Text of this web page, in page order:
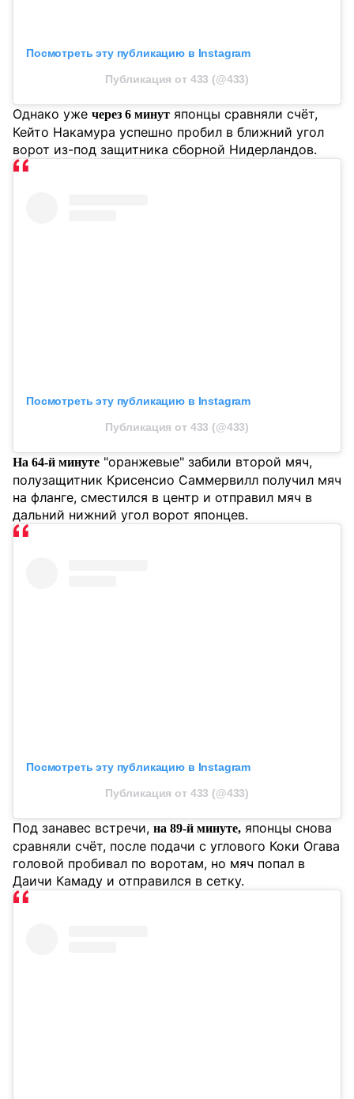
Посмотреть эту публикацию в Instagram
Публикация от 433 (@433)
Однако уже через 6 минут японцы сравняли счёт,
Кейто Накамура успешно пробил в ближний угол
ворот из-под защитника сборной Нидерландов.
Посмотреть эту публикацию в Instagram
Публикация от 433 (@433)
На 64-й минуте "оранжевые" забили второй мяч,
полузащитник Крисенсио Саммервилл получил мяч
на фланге, сместился в центр и отправил мяч в
дальний нижний угол ворот японцев.
Посмотреть эту публикацию в Instagram
Публикация от 433 (@433)
Под занавес встречи, на 89-й минуте, японцы снова
сравняли счёт, после подачи с углового Коки Огава
головой пробивал по воротам, но мяч попал в
Даичи Камаду и отправился в сетку.